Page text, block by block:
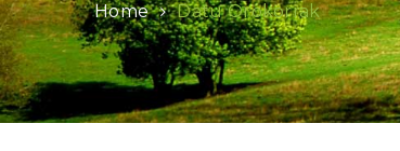
Home Datu Orokorrak